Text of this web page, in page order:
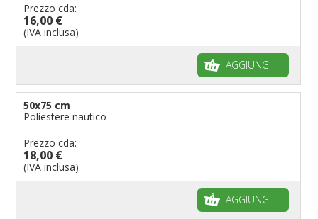
Prezzo cda:
16,00 €
(IVA inclusa)
AGGIUNGI
50x75 cm
Poliestere nautico
Prezzo cda:
18,00 €
(IVA inclusa)
AGGIUNGI